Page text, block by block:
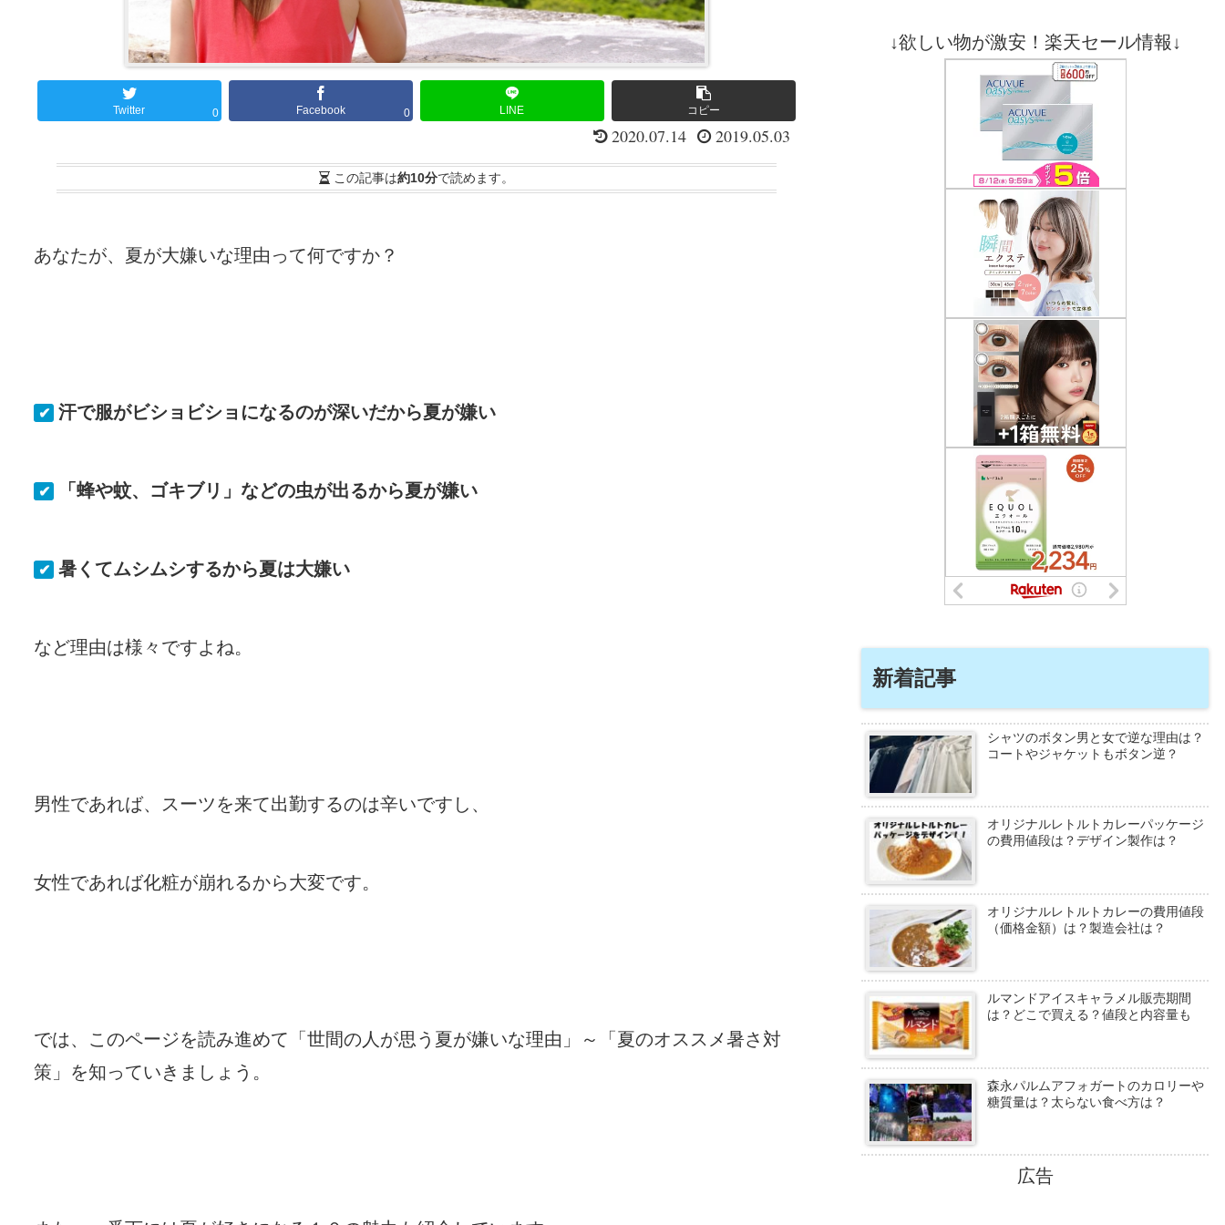
Twitter 0 Facebook 0 LINE コピー
2020.07.14 2019.05.03
この記事は約10分で読めます。
あなたが、夏が大嫌いな理由って何ですか？
✔ 汗で服がビショビショになるのが深いだから夏が嫌い
✔ 「蜂や蚊、ゴキブリ」などの虫が出るから夏が嫌い
✔ 暑くてムシムシするから夏は大嫌い
など理由は様々ですよね。
男性であれば、スーツを来て出勤するのは辛いですし、
女性であれば化粧が崩れるから大変です。
では、このページを読み進めて「世間の人が思う夏が嫌いな理由」～「夏のオススメ暑さ対
策」を知っていきましょう。
↓欲しい物が激安！楽天セール情報↓
新着記事
シャツのボタン男と女で逆な理由は？
コートやジャケットもボタン逆？
オリジナルレトルトカレーパッケージ
の費用値段は？デザイン製作は？
オリジナルレトルトカレーの費用値段
（価格金額）は？製造会社は？
ルマンドアイスキャラメル販売期間
は？どこで買える？値段と内容量も
森永パルムアフォガートのカロリーや
糖質量は？太らない食べ方は？
広告